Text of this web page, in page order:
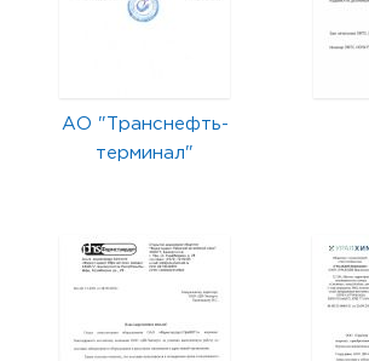
АО "Транснефть-
терминал"